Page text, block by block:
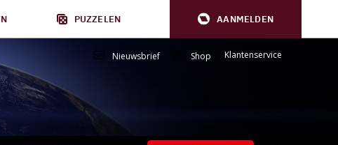
PUZZELEN AANMELDEN
Nieuwsbrief Shop Klantenservice